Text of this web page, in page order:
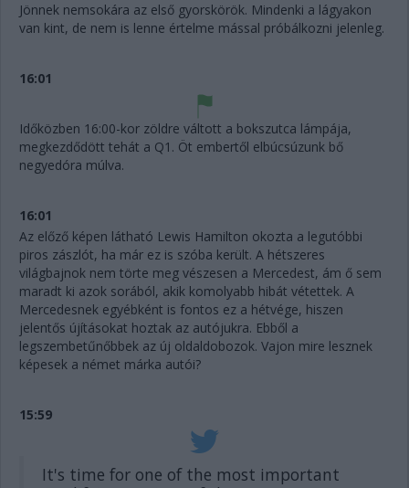
Jönnek nemsokára az első gyorskörök. Mindenki a lágyakon
van kint, de nem is lenne értelme mással próbálkozni jelenleg.
16:01
Időközben 16:00-kor zöldre váltott a bokszutca lámpája,
megkezdődött tehát a Q1. Öt embertől elbúcsúzunk bő
negyedóra múlva.
16:01
Az előző képen látható Lewis Hamilton okozta a legutóbbi
piros zászlót, ha már ez is szóba került. A hétszeres
világbajnok nem törte meg vészesen a Mercedest, ám ő sem
maradt ki azok sorából, akik komolyabb hibát vétettek. A
Mercedesnek egyébként is fontos ez a hétvége, hiszen
jelentős újításokat hoztak az autójukra. Ebből a
legszembetűnőbbek az új oldaldobozok. Vajon mire lesznek
képesek a német márka autói?
15:59
It's time for one of the most important